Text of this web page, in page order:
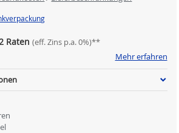
Raten (eff. Zins p.a. 0%)**
Mehr erfahren